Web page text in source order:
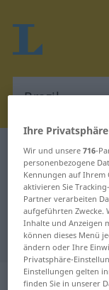
Kroatisch-
Kroatisch-
"Brazil"
"Brazil"
Ihre
Wir und unsere716-
personenbezogene
Kennungen auf Ihrem
aktivieren Sie
Partner verarbeiten
aufgeführten Zwecke.
Inhalte und Anzeigen
können dieses Menü
ändern oder Ihre
Privatsphäre-
Einstellungen gelten
finden Sie in unserer